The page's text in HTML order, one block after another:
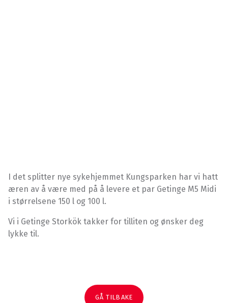
I det splitter nye sykehjemmet Kungsparken har vi hatt
æren av å være med på å levere et par Getinge M5 Midi
i størrelsene 150 l og 100 l.
Vi i Getinge Storkök takker for tilliten og ønsker deg
lykke til.
GÅ TILBAKE